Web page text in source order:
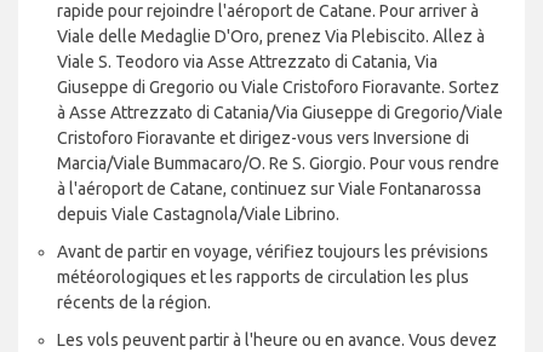
rapide pour rejoindre l'aéroport de Catane. Pour arriver à
Viale delle Medaglie D'Oro, prenez Via Plebiscito. Allez à
Viale S. Teodoro via Asse Attrezzato di Catania, Via
Giuseppe di Gregorio ou Viale Cristoforo Fioravante. Sortez
à Asse Attrezzato di Catania/Via Giuseppe di Gregorio/Viale
Cristoforo Fioravante et dirigez-vous vers Inversione di
Marcia/Viale Bummacaro/O. Re S. Giorgio. Pour vous rendre
à l'aéroport de Catane, continuez sur Viale Fontanarossa
depuis Viale Castagnola/Viale Librino.
Avant de partir en voyage, vérifiez toujours les prévisions
météorologiques et les rapports de circulation les plus
récents de la région.
Les vols peuvent partir à l'heure ou en avance. Vous devez